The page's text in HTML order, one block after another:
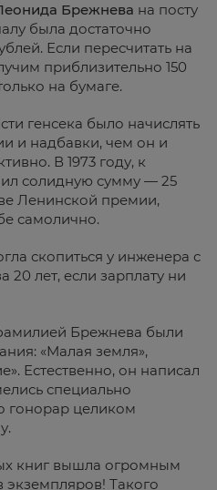
Брежнева на посту
была достаточно
Если пересчитать на
приблизительно 150
на бумаге.
генсека было начислять
и надбавки, чем он и
В 1973 году, к
солидную сумму — 25
Ленинской премии,
самолично.
скопиться у инженера с
лет, если зарплату ни
Брежнева были
«Малая земля»,
Естественно, он написал
специально
гонорар целиком
книг вышла огромным
Такого